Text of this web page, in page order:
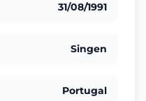
31/08/1991
Singen
Portugal